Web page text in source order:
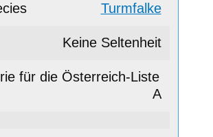
Turmfalke
Keine Seltenheit
A